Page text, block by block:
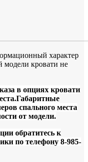
характер
модели кровати не
в опциях кровати
спального места
от модели.
обратитесь к
по телефону 8-985-